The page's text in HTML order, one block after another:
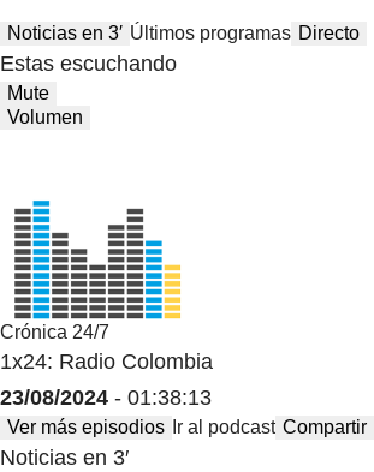
Noticias en 3′ Últimos programas Directo
Estas escuchando
Mute
Volumen
Crónica 24/7
1x24: Radio Colombia
23/08/2024 - 01:38:13
Ver más episodios Ir al podcast Compartir
Noticias en 3′